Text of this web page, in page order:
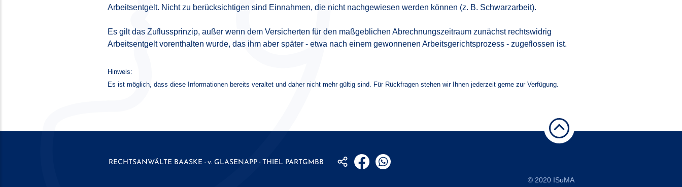
Arbeitsentgelt. Nicht zu berücksichtigen sind Einnahmen, die nicht nachgewiesen werden können (z. B. Schwarzarbeit).
Es gilt das Zuflussprinzip, außer wenn dem Versicherten für den maßgeblichen Abrechnungszeitraum zunächst rechtswidrig
Arbeitsentgelt vorenthalten wurde, das ihm aber später - etwa nach einem gewonnenen Arbeitsgerichtsprozess - zugeflossen ist.
Hinweis:
Es ist möglich, dass diese Informationen bereits veraltet und daher nicht mehr gültig sind. Für Rückfragen stehen wir Ihnen jederzeit gerne zur Verfügung.
RECHTSANWÄLTE BAASKE · v. GLASENAPP · THIEL PARTGMBB
© 2020 ISuMA